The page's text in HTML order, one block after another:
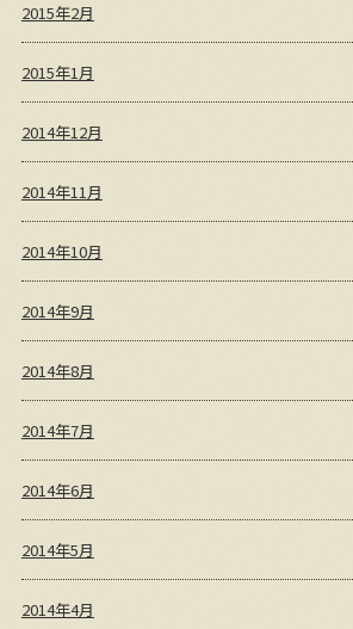
2015年2月
2015年1月
2014年12月
2014年11月
2014年10月
2014年9月
2014年8月
2014年7月
2014年6月
2014年5月
2014年4月